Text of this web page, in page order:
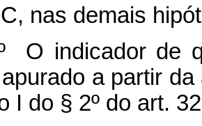
nas demais
O indicador de
a partir
I do § 2º do art.